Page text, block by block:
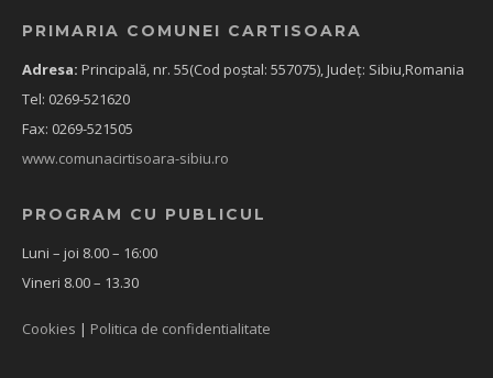
PRIMARIA COMUNEI CARTISOARA
Adresa: Principală, nr. 55(Cod poștal: 557075), Județ: Sibiu,Romania
Tel: 0269-521620
Fax: 0269-521505
www.comunacirtisoara-sibiu.ro
PROGRAM CU PUBLICUL
Luni – joi 8.00 – 16:00
Vineri 8.00 – 13.30
Cookies | Politica de confidentialitate